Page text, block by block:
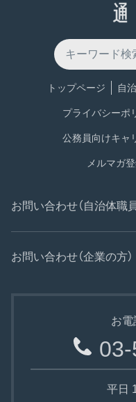
トップページ 自
プライバシーポ
公務員向けキャ
メルマガ
お問い合わせ（自治体職
お問い合わせ（企業の方）
お電
平日